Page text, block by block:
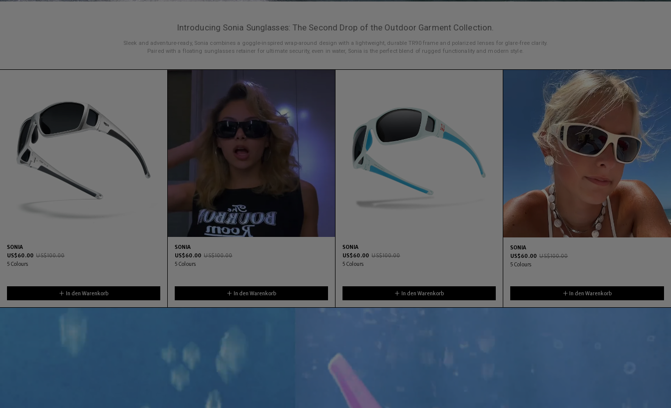
Introducing Sonia Sunglasses: The Second Drop of the Outdoor Garment Collection.
Sleek and adventure-ready, Sonia combines a goggle-inspired wrap-around design with a lightweight, durable TR90 frame and polarized lenses for glare-free clarity.
Paired with a floating sunglasses retainer for ultimate security, even in water, Sonia is the perfect blend of rugged functionality and modern style.
SONIA
US$60.00 US$100.00
5 Colours
In den Warenkorb
SONIA
US$60.00 US$100.00
5 Colours
In den Warenkorb
SONIA
US$60.00 US$100.00
5 Colours
In den Warenkorb
SONIA
US$60.00 US$100.00
5 Colours
In den Warenkorb